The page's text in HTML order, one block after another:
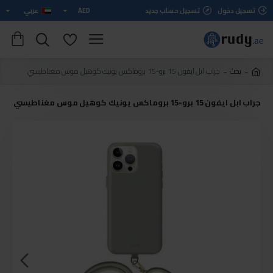
تسجيل دخول تسجيل حساب جديد AED عربي
بحث جراب ابل ايفون 15 برو-15 بروماكس يونيك كوهيل موس مغناطيسي
جراب ابل ايفون 15 برو-15 بروماكس يونيك كوهيل موس مغناطيسي